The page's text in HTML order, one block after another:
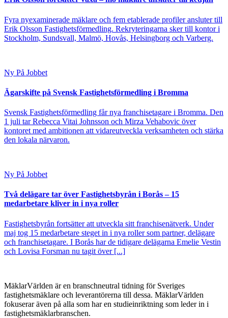
Fyra nyexaminerade mäklare och fem etablerade profiler ansluter till
Erik Olsson Fastighetsförmedling. Rekryteringarna sker till kontor i
Stockholm, Sundsvall, Malmö, Hovås, Helsingborg och Varberg.
Ny På Jobbet
Ägarskifte på Svensk Fastighetsförmedling i Bromma
Svensk Fastighetsförmedling får nya franchisetagare i Bromma. Den
1 juli tar Rebecca Vitai Johnsson och Mirza Vehabovic över
kontoret med ambitionen att vidareutveckla verksamheten och stärka
den lokala närvaron.
Ny På Jobbet
Två delägare tar över Fastighetsbyrån i Borås – 15
medarbetare kliver in i nya roller
Fastighetsbyrån fortsätter att utveckla sitt franchisenätverk. Under
maj tog 15 medarbetare steget in i nya roller som partner, delägare
och franchisetagare. I Borås har de tidigare delägarna Emelie Vestin
och Lovisa Forsman nu tagit över [...]
MäklarVärlden är en branschneutral tidning för Sveriges
fastighetsmäklare och leverantörerna till dessa. MäklarVärlden
fokuserar även på alla som har en studieinriktning som leder in i
fastighetsmäklarbranschen.